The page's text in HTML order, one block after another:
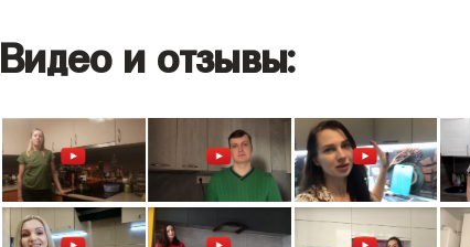
Видео и отзывы: